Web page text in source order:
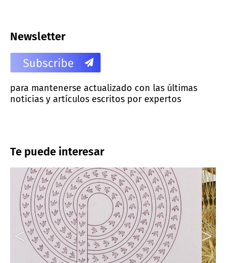
Newsletter
para mantenerse actualizado con las últimas
noticias y artículos escritos por expertos
Te puede interesar